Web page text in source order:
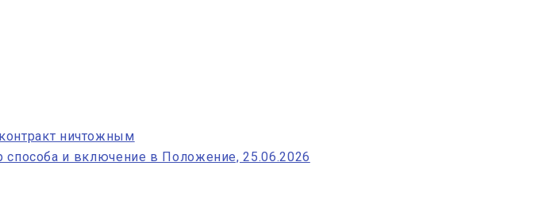
ничтожным
и включение в Положение, 25.06.2026